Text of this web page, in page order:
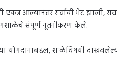
आल्यानंतर सर्वांची भेट झाली,
संपूर्ण नूतनीकरण केले.
योगदानाबद्दल, शाळेविषयी